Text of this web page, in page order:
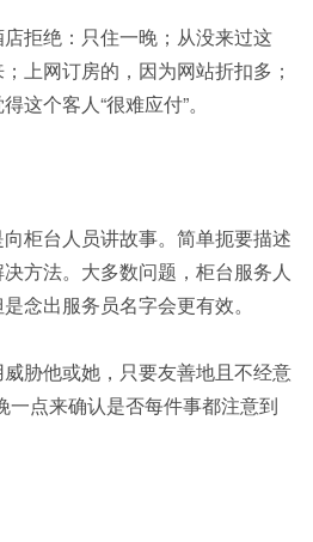
拒绝：只住一晚；从没来过这
上网订房的，因为网站折扣多；
这个客人“很难应付”。
柜台人员讲故事。简单扼要描述
方法。大多数问题，柜台服务人
念出服务员名字会更有效。
胁他或她，只要友善地且不经意
一点来确认是否每件事都注意到